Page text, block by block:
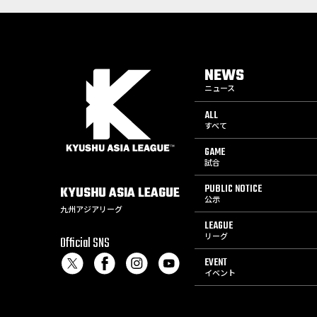
KYUSHUASIALEAGUE
九州アジアリーグ
Official SNS
NEWS
ニュース
ALL
すべて
GAME
試合
PUBLIC NOTICE
公示
LEAGUE
リーグ
EVENT
イベント